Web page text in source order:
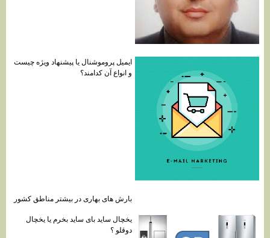
ایمیل پروموشنال یا پیشنهاد ویژه چیست
و انواع آن کدامند؟
بارش های بهاری در بیشتر مناطق کشور
یخچال ساید بای ساید بخرم یا یخچال
دوقلو ؟